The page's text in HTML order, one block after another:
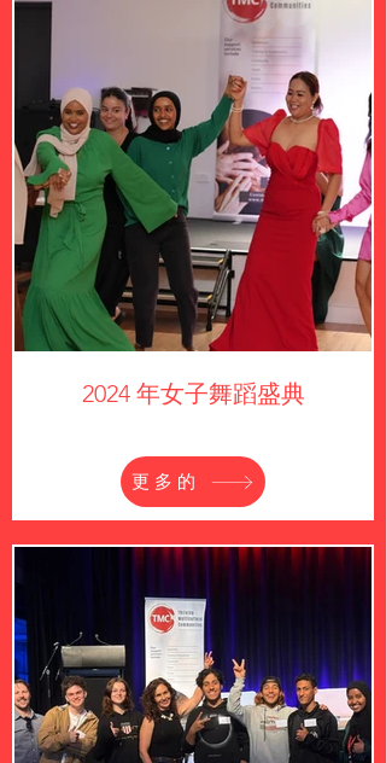
2024 年女子舞蹈盛典
更多的